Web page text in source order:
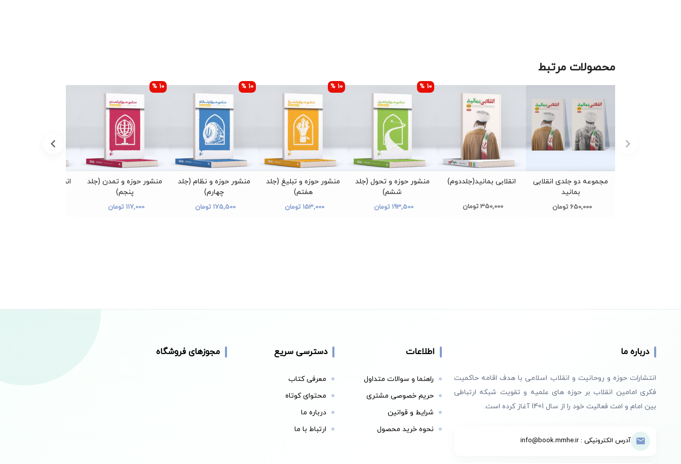
محصولات مرتبط
مجموعه دو جلدی انقلابی
بمانید
650,000 تومان
انقلابی بمانید(جلددوم)
350,000 تومان
منشور حوزه و تحول (جلد
ششم)
193,500 تومان
10 %
منشور حوزه و تبلیغ (جلد
هفتم)
153,000 تومان
10 %
منشور حوزه و نظام (جلد
چهارم)
175,500 تومان
10 %
منشور حوزه و تمدن (جلد
پنجم)
117,000 تومان
10 %
انقلابی بمانید (جلد اول)
درباره ما
انتشارات حوزه و روحانیت و انقلاب اسلامی با هدف اقامه حاکمیت
فکری امامین انقلاب بر حوزه های علمیه و تقویت شبکه ارتباطی
بین امام و امت فعالیت خود را از سال 1401 آغاز کرده است.
آدرس الکترونیکی : info@book.mmhe.ir
اطلاعات
راهنما و سوالات متداول
حریم خصوصی مشتری
شرایط و قوانین
نحوه خرید محصول
دسترسی سریع
معرفی کتاب
محتوای کوتاه
درباره ما
ارتباط با ما
مجوزهای فروشگاه